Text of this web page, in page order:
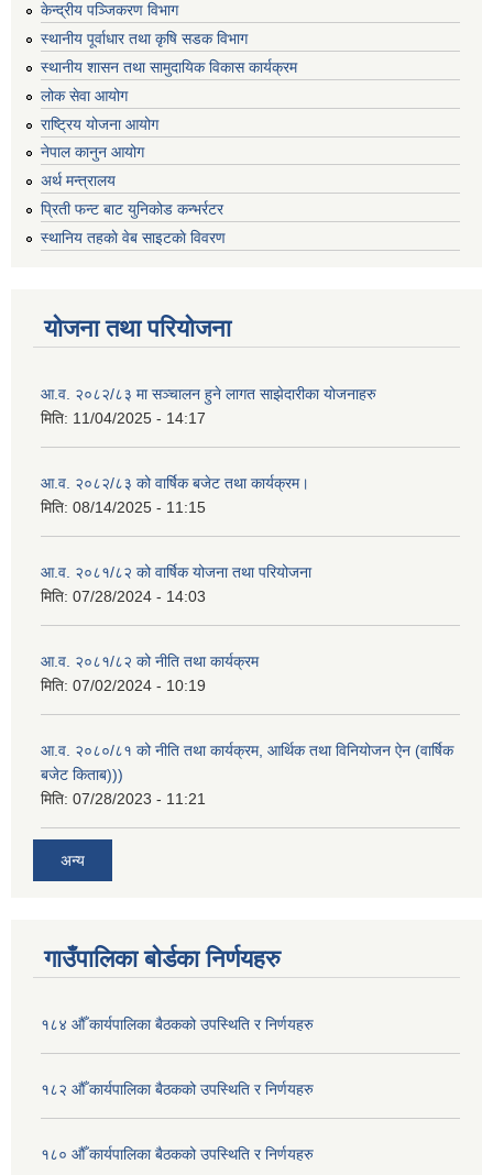
केन्द्रीय पञ्जिकरण विभाग
स्थानीय पूर्वाधार तथा कृषि सडक विभाग
स्थानीय शासन तथा सामुदायिक विकास कार्यक्रम
लोक सेवा आयोग
राष्ट्रिय योजना आयोग
नेपाल कानुन आयोग
अर्थ मन्त्रालय
प्रिती फन्ट बाट युनिकोड कन्भर्रटर
स्थानिय तहकाे वेब साइटकाे विवरण
योजना तथा परियोजना
आ.व. २०८२/८३ मा सञ्चालन हुने लागत साझेदारीका योजनाहरु
मिति: 11/04/2025 - 14:17
आ.व. २०८२/८३ को वार्षिक बजेट तथा कार्यक्रम।
मिति: 08/14/2025 - 11:15
आ.व. २०८१/८२ को वार्षिक योजना तथा परियोजना
मिति: 07/28/2024 - 14:03
आ.व. २०८१/८२ को नीति तथा कार्यक्रम
मिति: 07/02/2024 - 10:19
आ.व. २०८०/८१ को नीति तथा कार्यक्रम, आर्थिक तथा विनियोजन ऐन (वार्षिक
बजेट किताब)))
मिति: 07/28/2023 - 11:21
अन्य
गाउँपालिका बोर्डका निर्णयहरु
१८४ औँ कार्यपालिका बैठकको उपस्थिति र निर्णयहरु
१८२ औँ कार्यपालिका बैठकको उपस्थिति र निर्णयहरु
१८० औँ कार्यपालिका बैठकको उपस्थिति र निर्णयहरु